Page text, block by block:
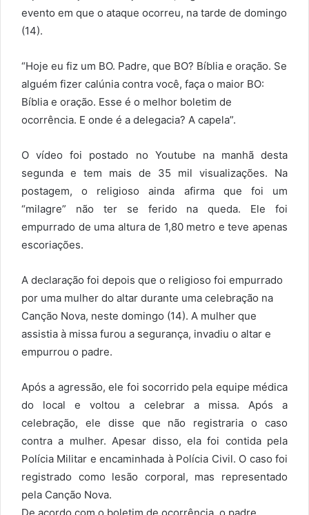
evento em que o ataque ocorreu, na tarde de domingo
(14).
“Hoje eu fiz um BO. Padre, que BO? Bíblia e oração. Se
alguém fizer calúnia contra você, faça o maior BO:
Bíblia e oração. Esse é o melhor boletim de
ocorrência. E onde é a delegacia? A capela”.
O vídeo foi postado no Youtube na manhã desta
segunda e tem mais de 35 mil visualizações. Na
postagem, o religioso ainda afirma que foi um
“milagre” não ter se ferido na queda. Ele foi
empurrado de uma altura de 1,80 metro e teve apenas
escoriações.
A declaração foi depois que o religioso foi empurrado
por uma mulher do altar durante uma celebração na
Canção Nova, neste domingo (14). A mulher que
assistia à missa furou a segurança, invadiu o altar e
empurrou o padre.
Após a agressão, ele foi socorrido pela equipe médica
do local e voltou a celebrar a missa. Após a
celebração, ele disse que não registraria o caso
contra a mulher. Apesar disso, ela foi contida pela
Polícia Militar e encaminhada à Polícia Civil. O caso foi
registrado como lesão corporal, mas representado
pela Canção Nova.